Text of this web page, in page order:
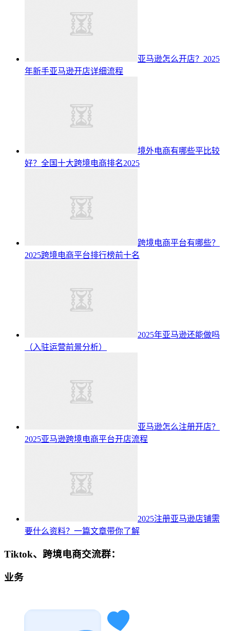
亚马逊怎么开店？2025
年新手亚马逊开店详细流程
境外电商有哪些平比较
好？全国十大跨境电商排名2025
跨境电商平台有哪些？
2025跨境电商平台排行榜前十名
2025年亚马逊还能做吗
（入驻运营前景分析）
亚马逊怎么注册开店？
2025亚马逊跨境电商平台开店流程
2025注册亚马逊店铺需
要什么资料？一篇文章带你了解
Tiktok、跨境电商交流群：
业务